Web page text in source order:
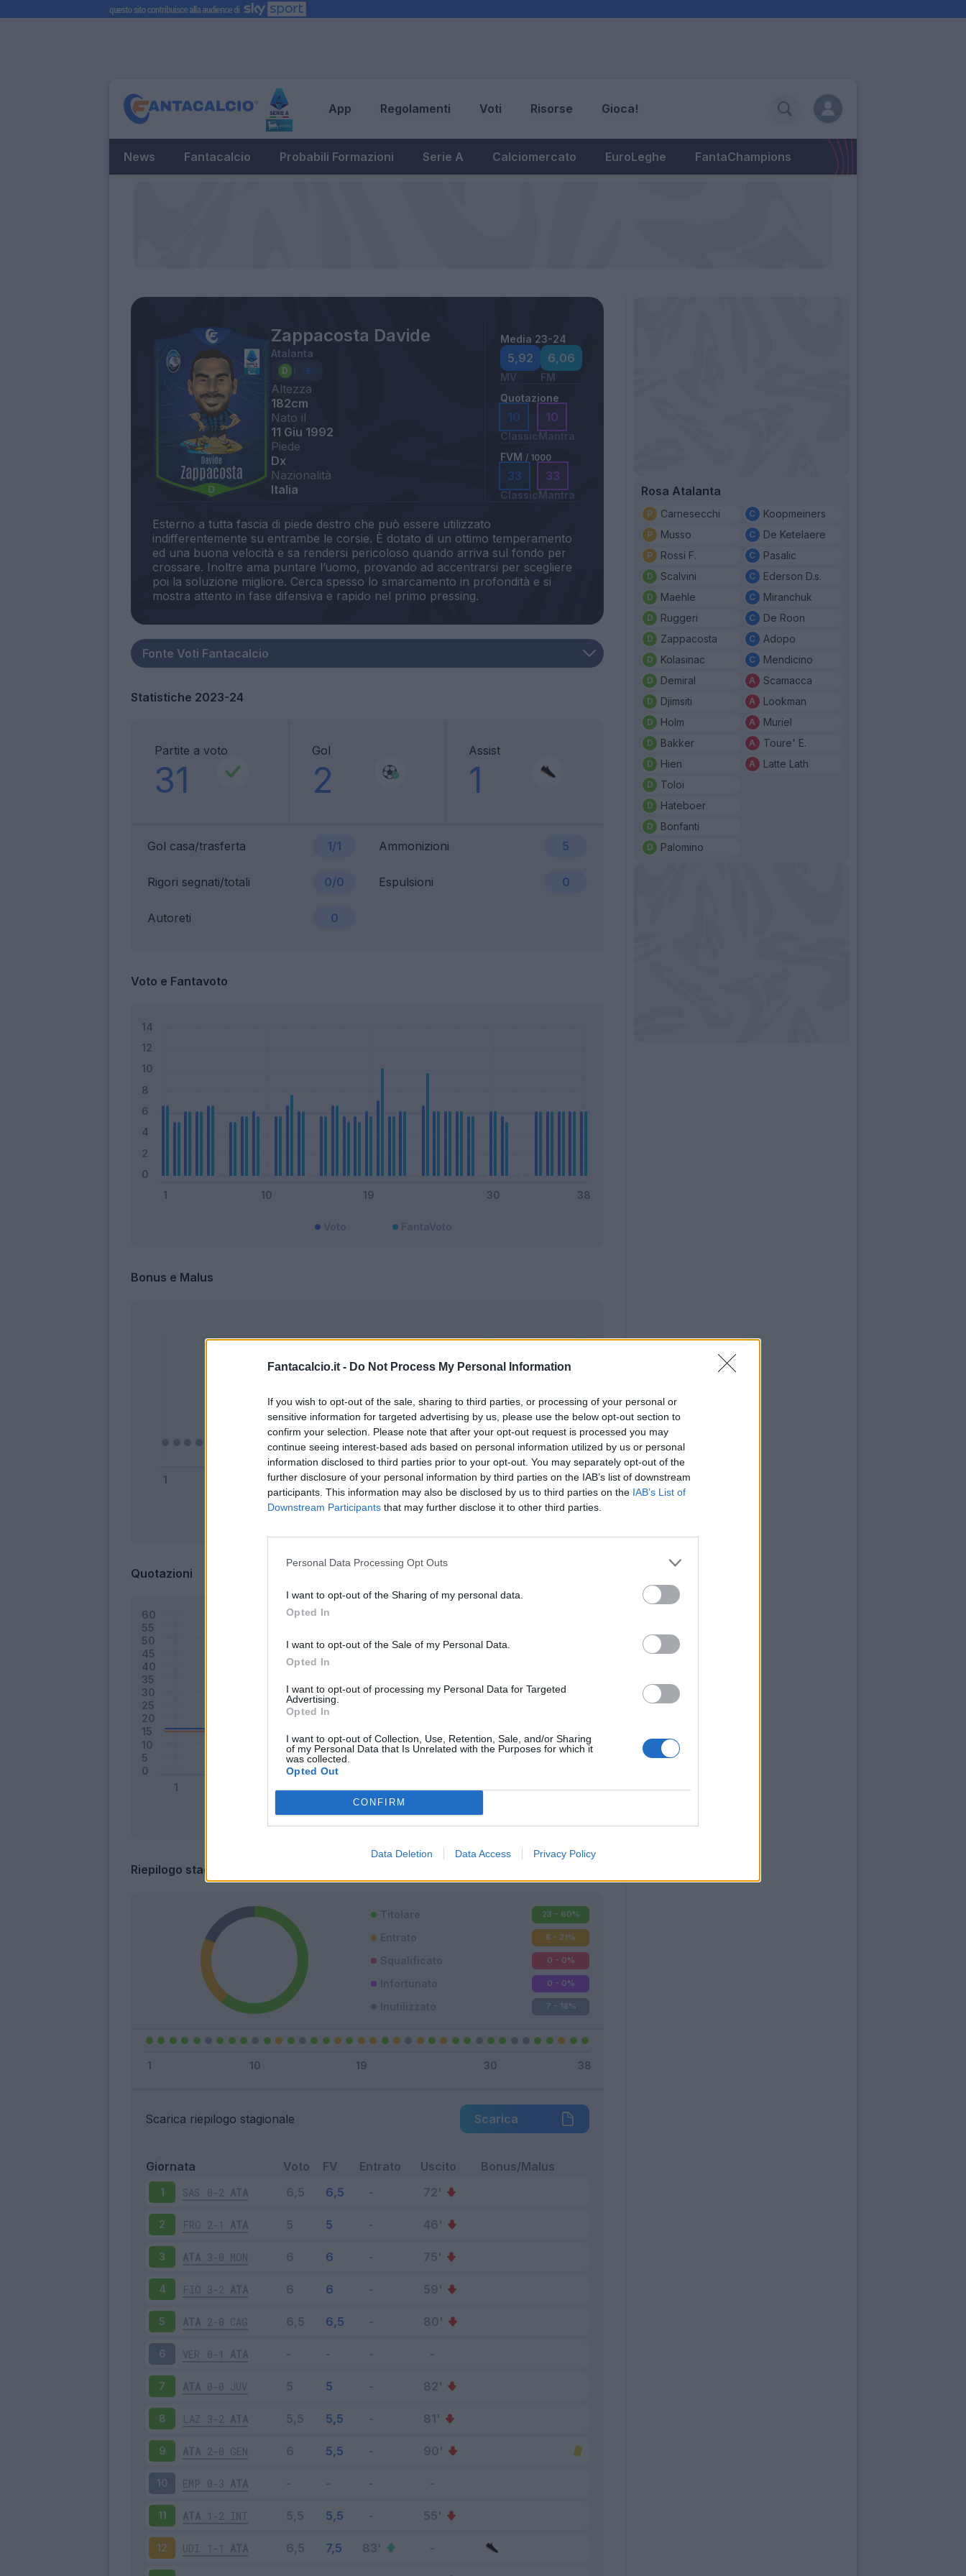
Fantacalcio.it - Do Not Process My Personal Information
If you wish to opt-out of the sale, sharing to third parties, or processing of your personal or
sensitive information for targeted advertising by us, please use the below opt-out section to
confirm your selection. Please note that after your opt-out request is processed you may
continue seeing interest-based ads based on personal information utilized by us or personal
information disclosed to third parties prior to your opt-out. You may separately opt-out of the
further disclosure of your personal information by third parties on the IAB’s list of downstream
participants. This information may also be disclosed by us to third parties on the IAB’s List of
Downstream Participants that may further disclose it to other third parties.
Personal Data Processing Opt Outs
I want to opt-out of the Sharing of my personal data.
Opted In
I want to opt-out of the Sale of my Personal Data.
Opted In
I want to opt-out of processing my Personal Data for Targeted
Advertising.
Opted In
I want to opt-out of Collection, Use, Retention, Sale, and/or Sharing
of my Personal Data that Is Unrelated with the Purposes for which it
was collected.
Opted Out
CONFIRM
Data Deletion Data Access Privacy Policy
App Regolamenti Voti Risorse Gioca!
News Fantacalcio Probabili Formazioni Serie A Calciomercato EuroLeghe FantaChampions
Zappacosta Davide
Atalanta
Altezza
182cm
Nato il
11 Giu 1992
Piede
Dx
Nazionalità
Italia
Media 23-24
5,92
MV
6,06
FM
Quotazione
10
Classic
10
Mantra
FVM / 1000
33
Classic
33
Mantra
Esterno a tutta fascia di piede destro che può essere utilizzato
indifferentemente su entrambe le corsie. È dotato di un ottimo temperamento
ed una buona velocità e sa rendersi pericoloso quando arriva sul fondo per
crossare. Inoltre ama puntare l’uomo, provando ad accentrarsi per scegliere
poi la soluzione migliore. Cerca spesso lo smarcamento in profondità e si
Statistiche 2023-24
Partite a voto
31
Gol
2
Assist
1
Gol casa/trasferta 1/1 Ammonizioni 5
Rigori segnati/totali 0/0 Espulsioni 0
Autoreti 0
Voto e Fantavoto
Bonus e Malus
Quotazioni
Classic Mantra
Riepilogo stagione
Titolare 23 - 60%
Entrato 8 - 21%
Squalificato 0 - 0%
Infortunato 0 - 0%
Inutilizzato 7 - 18%
Scarica riepilogo stagionale Scarica
Giornata Voto FV Entrato Uscito Bonus/Malus
1 SAS 0-2 ATA
2 FRO 2-1 ATA
3 ATA 3-0 MON
4 FIO 3-2 ATA
5 ATA 2-0 CAG
6 VER 0-1 ATA
7 ATA 0-0 JUV
8 LAZ 3-2 ATA
9 ATA 2-0 GEN
10 EMP 0-3 ATA
11 ATA 1-2 INT
12 UDI 1-1 ATA
Rosa Atalanta
Carnesecchi
Musso
Rossi F.
Scalvini
Maehle
Ruggeri
Zappacosta
Kolasinac
Demiral
Djimsiti
Holm
Bakker
Hien
Toloi
Hateboer
Bonfanti
Palomino
Koopmeiners
De Ketelaere
Pasalic
Ederson D.s.
Miranchuk
De Roon
Adopo
Mendicino
Scamacca
Lookman
Muriel
Toure' E.
Latte Lath